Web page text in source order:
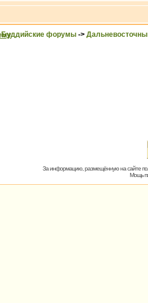
Буддийские форумы ->
За информацию, размещённую на сайте
Мощь